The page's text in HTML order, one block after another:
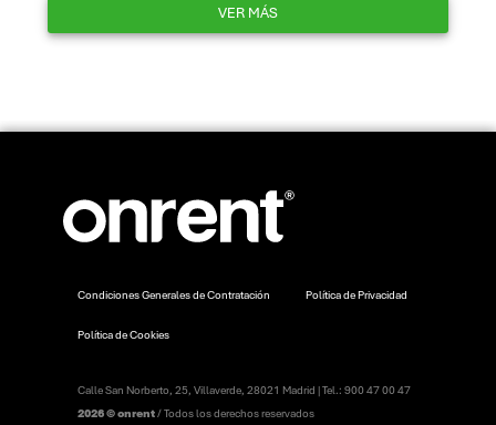
VER MÁS
Condiciones Generales de Contratación Política de Privacidad
Política de Cookies
Calle San Norberto, 25, Villaverde, 28021 Madrid | Tel.: 900 47 00 47
2026 © onrent/ Todos los derechos reservados